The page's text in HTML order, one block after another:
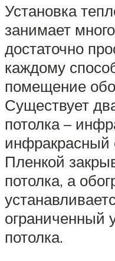
Установка
занимает
достаточно
каждому
помещение
Существует
потолка –
инфракрасный
Пленкой
потолка, а
ограниченный
потолка.